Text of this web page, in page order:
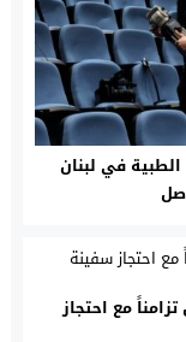
في لبنان
مع احتجاز